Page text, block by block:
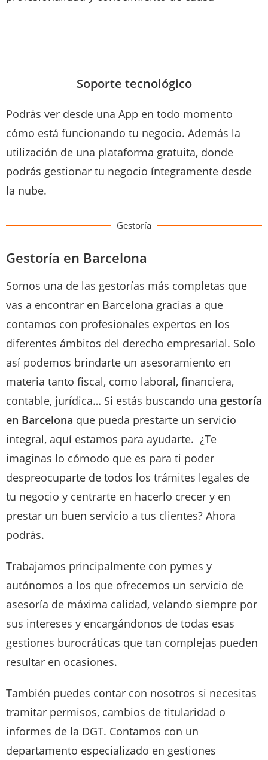
Soporte tecnológico
Podrás ver desde una App en todo momento
cómo está funcionando tu negocio. Además la
utilización de una plataforma gratuita, donde
podrás gestionar tu negocio íntegramente desde
la nube.
Gestoría
Gestoría en Barcelona
Somos una de las gestorías más completas que
vas a encontrar en Barcelona gracias a que
contamos con profesionales expertos en los
diferentes ámbitos del derecho empresarial. Solo
así podemos brindarte un asesoramiento en
materia tanto fiscal, como laboral, financiera,
contable, jurídica… Si estás buscando una gestoría
en Barcelona que pueda prestarte un servicio
integral, aquí estamos para ayudarte. ¿Te
imaginas lo cómodo que es para ti poder
despreocuparte de todos los trámites legales de
tu negocio y centrarte en hacerlo crecer y en
prestar un buen servicio a tus clientes? Ahora
podrás.
Trabajamos principalmente con pymes y
autónomos a los que ofrecemos un servicio de
asesoría de máxima calidad, velando siempre por
sus intereses y encargándonos de todas esas
gestiones burocráticas que tan complejas pueden
resultar en ocasiones.
También puedes contar con nosotros si necesitas
tramitar permisos, cambios de titularidad o
informes de la DGT. Contamos con un
departamento especializado en gestiones